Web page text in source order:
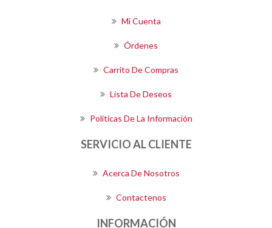
Mi Cuenta
Órdenes
Carrito De Compras
Lista De Deseos
Políticas De La Información
SERVICIO AL CLIENTE
Acerca De Nosotros
Contactenos
INFORMACIÓN